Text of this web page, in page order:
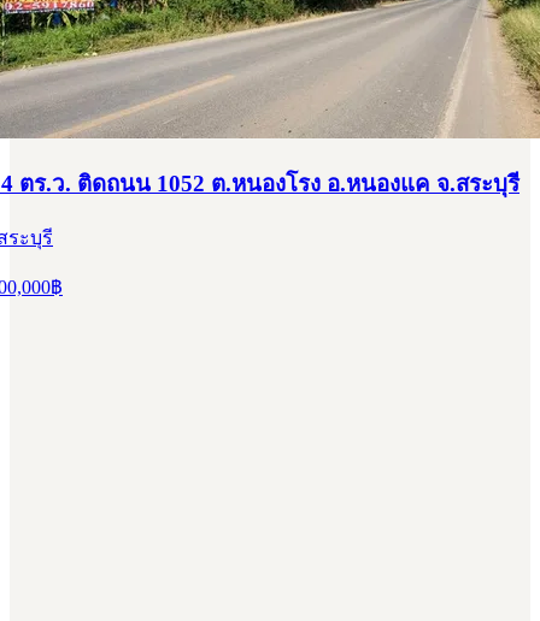
ตร.ว. ติดถนน 1052 ต.หนองโรง อ.หนองแค จ.สระบุรี
ระบุรี
฿